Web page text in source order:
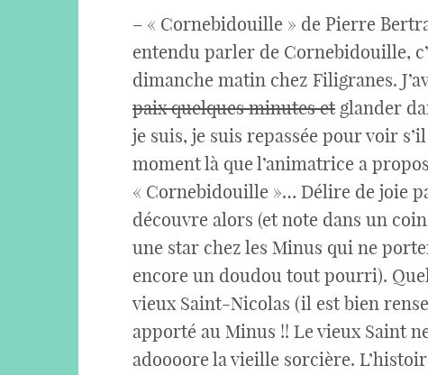
– « Cornebidouille » de Pierre
entendu parler de Cornebidouille,
dimanche matin chez Filigranes.
paix quelques minutes etglander
je suis, je suis repassée pour voir
moment là que l’animatrice a
« Cornebidouille »… Délire de joie
découvre alors (et note dans un
une star chez les Minus qui ne
encore un doudou tout pourri).
vieux Saint-Nicolas (il est bien
apporté au Minus !! Le vieux Saint
adoooore la vieille sorcière.